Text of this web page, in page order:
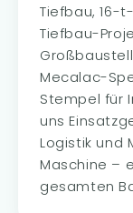
Tiefbau, 16-
Tiefbau-
Mecalac-
Stempel für
uns
Logistik und
Maschine –
gesamten